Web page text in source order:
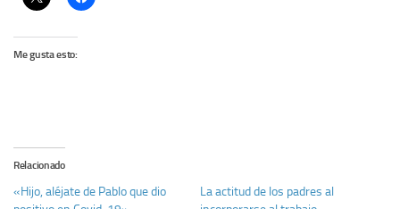
Me gusta esto:
Relacionado
«Hijo, aléjate de Pablo que dio
La actitud de los padres al